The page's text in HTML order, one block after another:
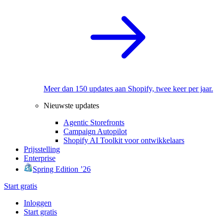
Meer dan 150 updates aan Shopify, twee keer per jaar.
Nieuwste updates
Agentic Storefronts
Campaign Autopilot
Shopify AI Toolkit voor ontwikkelaars
Prijsstelling
Enterprise
Spring Edition ’26
Start gratis
Inloggen
Start gratis